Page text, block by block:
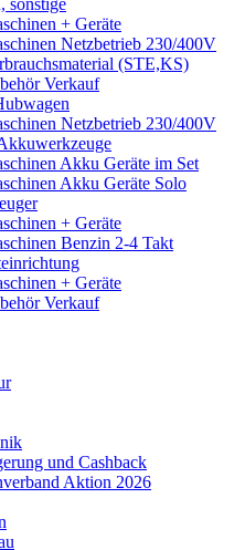
sonstige
+ Geräte
Netzbetrieb 230/400V
(STE,KS)
Verkauf
Netzbetrieb 230/400V
Akku Geräte im Set
Akku Geräte Solo
+ Geräte
Benzin 2-4 Takt
+ Geräte
Verkauf
und Cashback
Aktion 2026